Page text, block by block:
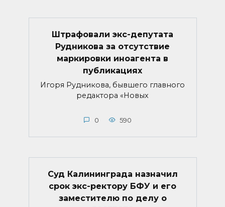
Штрафовали экс-депутата
Рудникова за отсутствие
маркировки иноагента в
публикациях
Игоря Рудникова, бывшего главного
редактора «Новых
0 590
Суд Калининграда назначил
срок экс-ректору БФУ и его
заместителю по делу о